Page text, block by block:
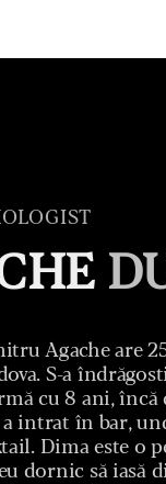
Agache are
S-a
cu 8 ani, încă
a intrat în bar,
Dima este o
dornic să iasă